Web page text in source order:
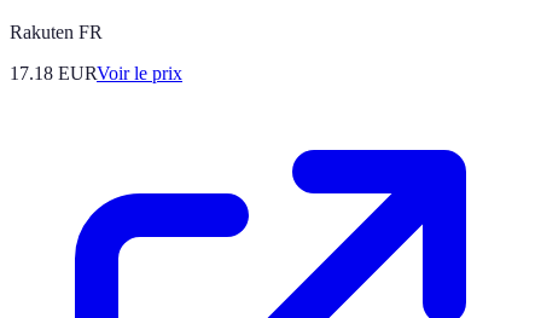
Rakuten FR
17.18 EURVoir le prix